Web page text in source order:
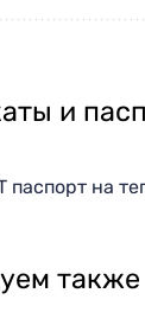
и
паспорт на
также